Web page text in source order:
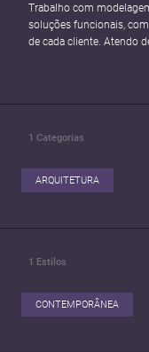
Trabalho com
soluções funcionais,
de cada cliente. Atendo
1 Categorias
ARQUITETURA
1 Estilos
CONTEMPORÂNEA